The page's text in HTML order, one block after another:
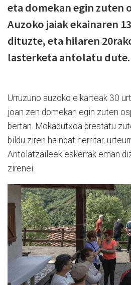
eta domekan egin zuten
Auzoko jaiak ekainaren
dituzte, eta hilaren
lasterketa antolatu dute.
Urruzuno auzoko elkarteak 30
joan zen domekan egin zuten
bertan. Mokadutxoa prestatu
bildu ziren hainbat herritar,
Antolatzaileek eskerrak eman
zirenei.